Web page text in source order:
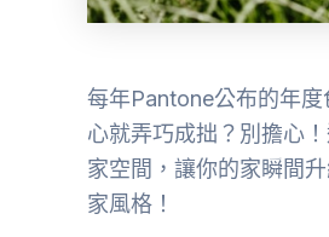
每年Pantone公布的年
心就弄巧成拙？別擔心
家空間，讓你的家瞬間
家風格！